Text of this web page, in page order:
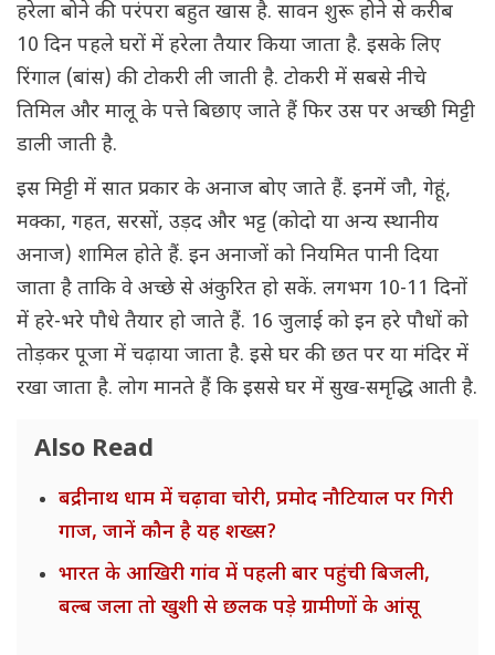
हरेला बोने की परंपरा बहुत खास है. सावन शुरू होने से करीब
10 दिन पहले घरों में हरेला तैयार किया जाता है. इसके लिए
रिंगाल (बांस) की टोकरी ली जाती है. टोकरी में सबसे नीचे
तिमिल और मालू के पत्ते बिछाए जाते हैं फिर उस पर अच्छी मिट्टी
डाली जाती है.
इस मिट्टी में सात प्रकार के अनाज बोए जाते हैं. इनमें जौ, गेहूं,
मक्का, गहत, सरसों, उड़द और भट्ट (कोदो या अन्य स्थानीय
अनाज) शामिल होते हैं. इन अनाजों को नियमित पानी दिया
जाता है ताकि वे अच्छे से अंकुरित हो सकें. लगभग 10-11 दिनों
में हरे-भरे पौधे तैयार हो जाते हैं. 16 जुलाई को इन हरे पौधों को
तोड़कर पूजा में चढ़ाया जाता है. इसे घर की छत पर या मंदिर में
रखा जाता है. लोग मानते हैं कि इससे घर में सुख-समृद्धि आती है.
Also Read
बद्रीनाथ धाम में चढ़ावा चोरी, प्रमोद नौटियाल पर गिरी
गाज, जानें कौन है यह शख्स?
भारत के आखिरी गांव में पहली बार पहुंची बिजली,
बल्ब जला तो खुशी से छलक पड़े ग्रामीणों के आंसू